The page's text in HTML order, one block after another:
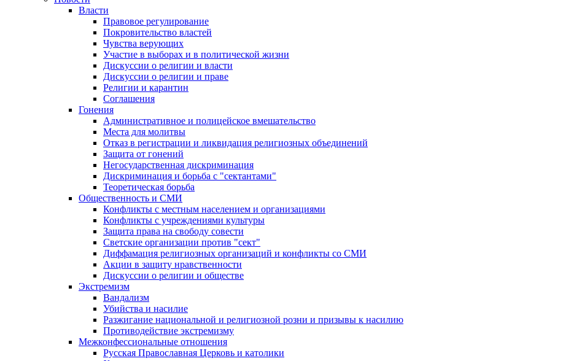
Власти
Правовое регулирование
Покровительство властей
Чувства верующих
Участие в выборах и в политической жизни
Дискуссии о религии и власти
Дискуссии о религии и праве
Религии и карантин
Соглашения
Гонения
Административное и полицейское вмешательство
Места для молитвы
Отказ в регистрации и ликвидация религиозных объединений
Защита от гонений
Негосударственная дискриминация
Дискриминация и борьба с "сектантами"
Теоретическая борьба
Общественность и СМИ
Конфликты с местным населением и организациями
Конфликты с учреждениями культуры
Защита права на свободу совести
Светские организации против "сект"
Диффамация религиозных организаций и конфликты со СМИ
Акции в защиту нравственности
Дискуссии о религии и обществе
Экстремизм
Вандализм
Убийства и насилие
Разжигание национальной и религиозной розни и призывы к насилию
Противодействие экстремизму
Межконфессиональные отношения
Русская Православная Церковь и католики